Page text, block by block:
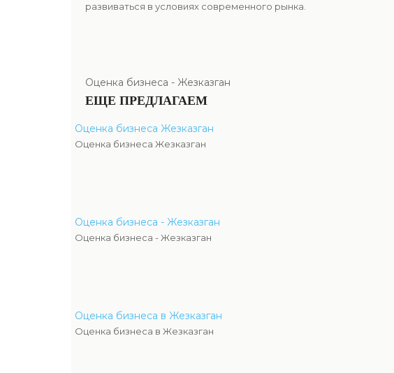
развиваться в условиях современного рынка.
Оценка бизнеса - Жезказган
ЕЩЕ ПРЕДЛАГАЕМ
Оценка бизнеса Жезказган
Оценка бизнеса Жезказган
Оценка бизнеса - Жезказган
Оценка бизнеса - Жезказган
Оценка бизнеса в Жезказган
Оценка бизнеса в Жезказган